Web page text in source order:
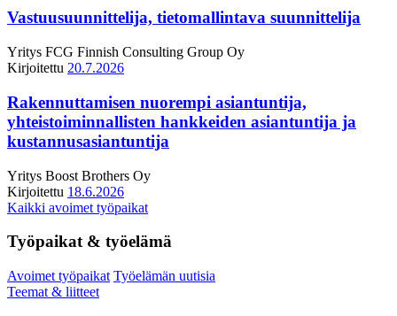
Vastuusuunnittelija, tietomallintava suunnittelija
Yritys FCG Finnish Consulting Group Oy
Kirjoitettu 20.7.2026
Rakennuttamisen nuorempi asiantuntija,
yhteistoiminnallisten hankkeiden asiantuntija ja
kustannusasiantuntija
Yritys Boost Brothers Oy
Kirjoitettu 18.6.2026
Kaikki avoimet työpaikat
Työpaikat & työelämä
Avoimet työpaikat Työelämän uutisia
Teemat & liitteet